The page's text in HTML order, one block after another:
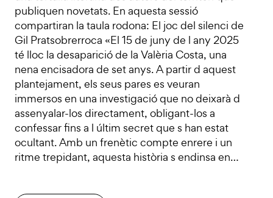
publiquen novetats. En aquesta sessió
compartiran la taula rodona: El joc del silenci de
Gil Pratsobrerroca «El 15 de juny de l any 2025
té lloc la desaparició de la Valèria Costa, una
nena encisadora de set anys. A partir d aquest
plantejament, els seus pares es veuran
immersos en una investigació que no deixarà d
assenyalar-los directament, obligant-los a
confessar fins a l últim secret que s han estat
ocultant. Amb un frenètic compte enrere i un
ritme trepidant, aquesta història s endinsa en…